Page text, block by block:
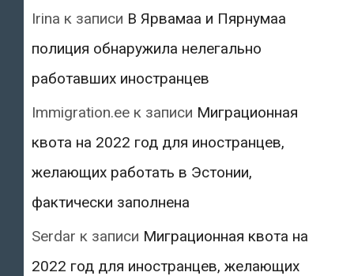
Irina к записи В Ярвамаа и Пярнумаа
полиция обнаружила нелегально
работавших иностранцев
Immigration.ee к записи Миграционная
квота на 2022 год для иностранцев,
желающих работать в Эстонии,
фактически заполнена
Serdar к записи Миграционная квота на
2022 год для иностранцев, желающих